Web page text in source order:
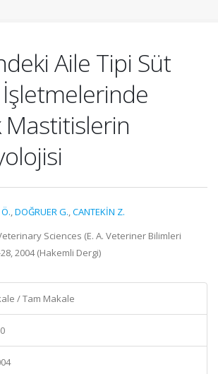
Aile Tipi Süt
İşletmelerinde
Mastitislerin
,DOĞRUER G.,CANTEKİN Z.
Sciences (E. A. Veteriner Bilimleri
2004 (Hakemli Dergi)
/ Tam Makale